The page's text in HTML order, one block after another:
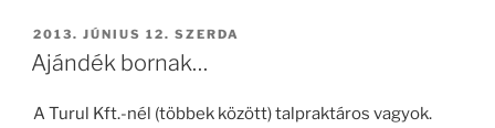
BEKÜLDVE:
2013. JÚNIUS 12. SZERDA
Ajándék bornak…
A Turul Kft.-nél (többek között) talpraktáros vagyok.